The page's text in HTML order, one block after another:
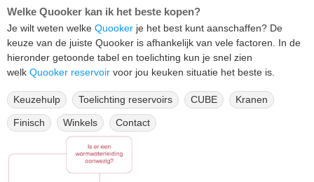
Welke Quooker kan ik het beste kopen?
Je wilt weten welke Quooker je het best kunt aanschaffen? De
keuze van de juiste Quooker is afhankelijk van vele factoren. In de
hieronder getoonde tabel en toelichting kun je snel zien
welk Quooker reservoir voor jou keuken situatie het beste is.
Keuzehulp Toelichting reservoirs CUBE Kranen
Finisch Winkels Contact